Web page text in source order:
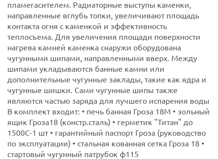
пламегасителем. Радиаторные выступы каменки,
направленные вглубь топки, увеличивают площадь
контакта огня с каменкой и эффективность
теплосъема. Для увеличения площади поверхности
нагрева камней каменка снаружи оборудована
чугунными шипами, направленными вверх. Между
шипами укладываются банные камни или
дополнительные чугунные заклады, такие как ядра и
чугунные шишки. Сами чугунные шипы также
являются частью заряда для лучшего испарения воды
В комплект входит: • печь банная Гроза 18М • зольный
ящик Гроза18 (констр.сталь) • герметик "Титан" до
1500С-1 шт • гарантийный паспорт Гроза (руководство
по эксплуатации) • стальная кованная сетка Гроза 18 •
стартовый чугунный патрубок ф115